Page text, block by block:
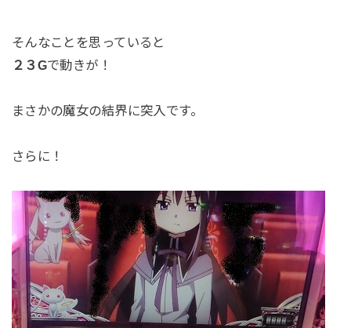
そんなことを思っていると
２３Gで動きが！
まさかの魔女の結界に突入です。
さらに！